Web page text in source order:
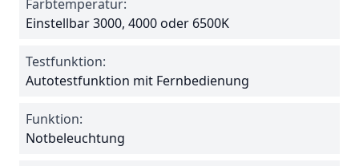
Farbtemperatur:
Einstellbar 3000, 4000 oder 6500K
Testfunktion:
Autotestfunktion mit Fernbedienung
Funktion:
Notbeleuchtung